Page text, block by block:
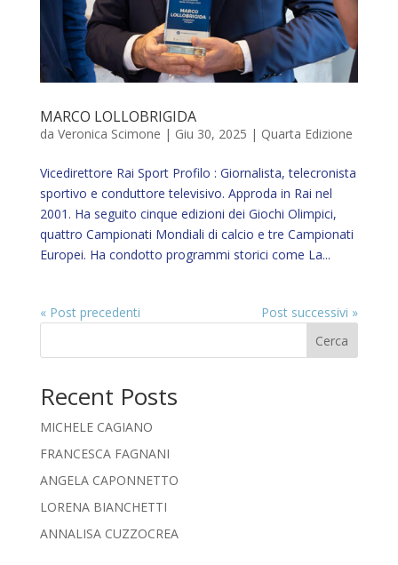
MARCO LOLLOBRIGIDA
da Veronica Scimone | Giu 30, 2025 | Quarta Edizione
Vicedirettore Rai Sport Profilo : Giornalista, telecronista
sportivo e conduttore televisivo. Approda in Rai nel
2001. Ha seguito cinque edizioni dei Giochi Olimpici,
quattro Campionati Mondiali di calcio e tre Campionati
Europei. Ha condotto programmi storici come La...
« Post precedenti
Post successivi »
Cerca
Recent Posts
MICHELE CAGIANO
FRANCESCA FAGNANI
ANGELA CAPONNETTO
LORENA BIANCHETTI
ANNALISA CUZZOCREA